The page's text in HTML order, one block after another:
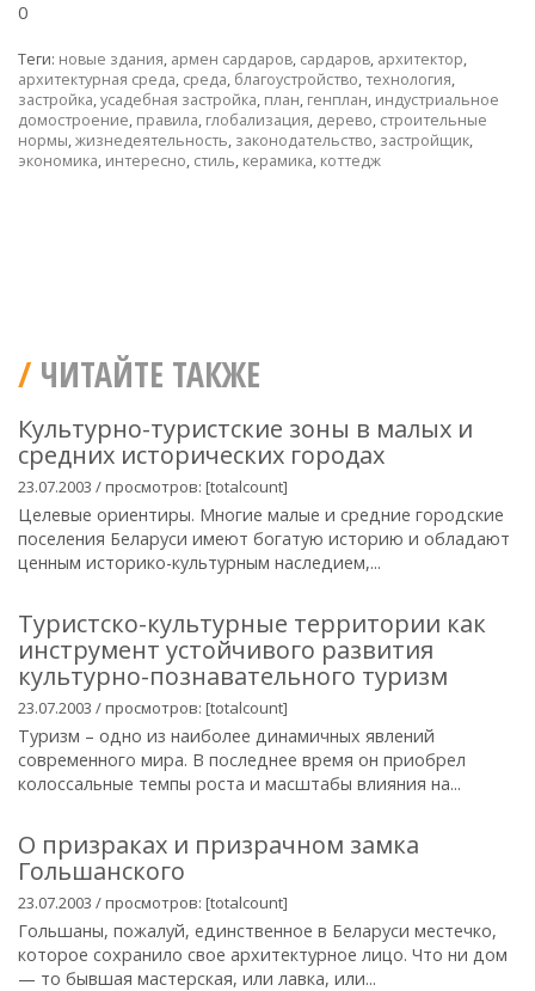
0
Теги: новые здания, армен сардаров, сардаров, архитектор,
архитектурная среда, среда, благоустройство,технология,
застройка,усадебная застройка, план, генплан, индустриальное
домостроение, правила, глобализация, дерево, строительные
нормы,жизнедеятельность, законодательство, застройщик,
экономика, интересно, стиль, керамика, коттедж
ЧИТАЙТЕ ТАКЖЕ
Культурно-туристские зоны в малых и
средних исторических городах
23.07.2003 / просмотров: [totalcount]
Целевые ориентиры. Многие малые и средние городские
поселения Беларуси имеют богатую историю и обладают
ценным историко-культурным наследием,...
Туристско-культурные территории как
инструмент устойчивого развития
культурно-познавательного туризм
23.07.2003 / просмотров: [totalcount]
Туризм – одно из наиболее динамичных явлений
современного мира. В последнее время он приобрел
колоссальные темпы роста и масштабы влияния на...
О призраках и призрачном замка
Гольшанского
23.07.2003 / просмотров: [totalcount]
Гольшаны, пожалуй, единственное в Беларуси местечко,
которое сохранило свое архитектурное лицо. Что ни дом
— то бывшая мастерская, или лавка, или...